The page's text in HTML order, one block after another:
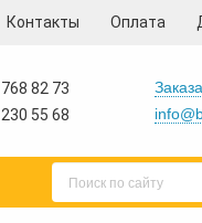
Контакты Оплата
768 82 73
230 55 68